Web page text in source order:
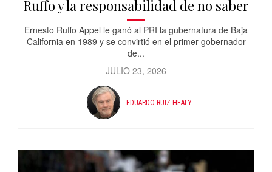
Ruffo y la responsabilidad de no saber
Ernesto Ruffo Appel le ganó al PRI la gubernatura de Baja
California en 1989 y se convirtió en el primer gobernador
de...
JULIO 23, 2026
EDUARDO RUIZ-HEALY